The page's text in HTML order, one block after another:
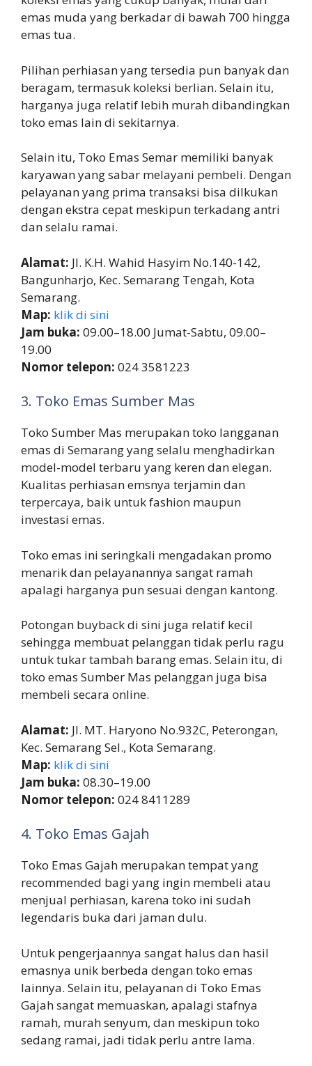
emas muda yang berkadar di bawah 700 hingga
emas tua.
Pilihan perhiasan yang tersedia pun banyak dan
beragam, termasuk koleksi berlian. Selain itu,
harganya juga relatif lebih murah dibandingkan
toko emas lain di sekitarnya.
Selain itu, Toko Emas Semar memiliki banyak
karyawan yang sabar melayani pembeli. Dengan
pelayanan yang prima transaksi bisa dilkukan
dengan ekstra cepat meskipun terkadang antri
dan selalu ramai.
Alamat: Jl. K.H. Wahid Hasyim No.140-142,
Bangunharjo, Kec. Semarang Tengah, Kota
Semarang.
Map: klik di sini
Jam buka: 09.00–18.00 Jumat-Sabtu, 09.00–
19.00
Nomor telepon: 024 3581223
3. Toko Emas Sumber Mas
Toko Sumber Mas merupakan toko langganan
emas di Semarang yang selalu menghadirkan
model-model terbaru yang keren dan elegan.
Kualitas perhiasan emsnya terjamin dan
terpercaya, baik untuk fashion maupun
investasi emas.
Toko emas ini seringkali mengadakan promo
menarik dan pelayanannya sangat ramah
apalagi harganya pun sesuai dengan kantong.
Potongan buyback di sini juga relatif kecil
sehingga membuat pelanggan tidak perlu ragu
untuk tukar tambah barang emas. Selain itu, di
toko emas Sumber Mas pelanggan juga bisa
membeli secara online.
Alamat: Jl. MT. Haryono No.932C, Peterongan,
Kec. Semarang Sel., Kota Semarang.
Map: klik di sini
Jam buka: 08.30–19.00
Nomor telepon: 024 8411289
4. Toko Emas Gajah
Toko Emas Gajah merupakan tempat yang
recommended bagi yang ingin membeli atau
menjual perhiasan, karena toko ini sudah
legendaris buka dari jaman dulu.
Untuk pengerjaannya sangat halus dan hasil
emasnya unik berbeda dengan toko emas
lainnya. Selain itu, pelayanan di Toko Emas
Gajah sangat memuaskan, apalagi stafnya
ramah, murah senyum, dan meskipun toko
sedang ramai, jadi tidak perlu antre lama.